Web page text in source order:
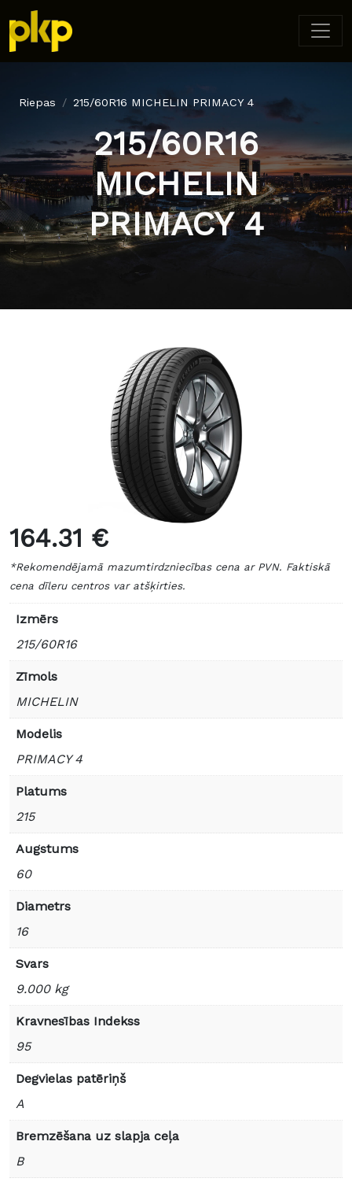
Riepas 215/60R16 MICHELIN PRIMACY 4
215/60R16
MICHELIN
PRIMACY 4
164.31 €
*Rekomendējamā mazumtirdzniecības cena ar PVN. Faktiskā
cena dīleru centros var atšķirties.
Izmērs
215/60R16
Zīmols
MICHELIN
Modelis
PRIMACY 4
Platums
215
Augstums
60
Diametrs
16
Svars
9.000 kg
Kravnesības Indekss
95
Degvielas patēriņš
A
Bremzēšana uz slapja ceļa
B